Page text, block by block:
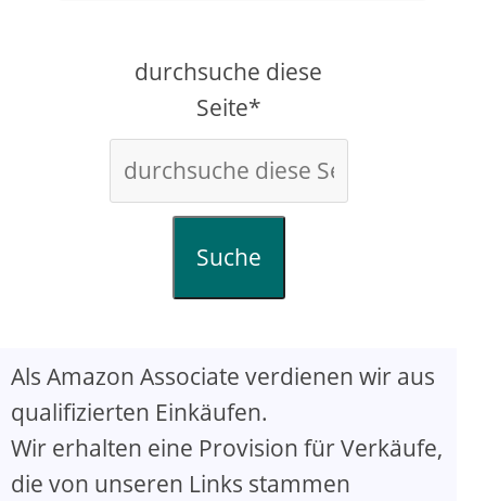
durchsuche diese
Seite*
Suche
Als Amazon Associate verdienen wir aus
qualifizierten Einkäufen.
Wir erhalten eine Provision für Verkäufe,
die von unseren Links stammen